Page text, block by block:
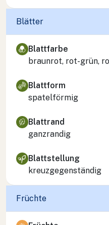
Blätter
Blattfarbe
braunrot, rot-grün,
Blattform
spatelförmig
Blattrand
ganzrandig
Blattstellung
kreuzgegenständig
Früchte